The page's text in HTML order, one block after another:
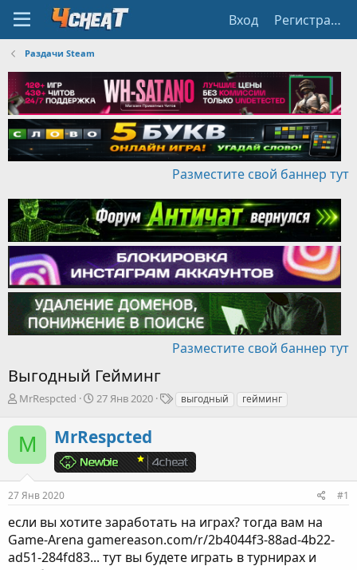
Вход Регистрация
Раздачи Steam
Разместите свой баннер тут
Разместите свой баннер тут
Выгодный Гейминг
А
т
о
р
е
м
MrRespcted
Д
а
н
а
ч
а
27 Янв 2020
Твыгодный гейминг
M MrRespcted
27 Янв 2020 #1
если вы хотите заработать на играх? тогда вам на
Game-Arena gamereason.com/r/2b4044f3-88ad-4b22-
ad51-284fd83... тут вы будете играть в турнирах и